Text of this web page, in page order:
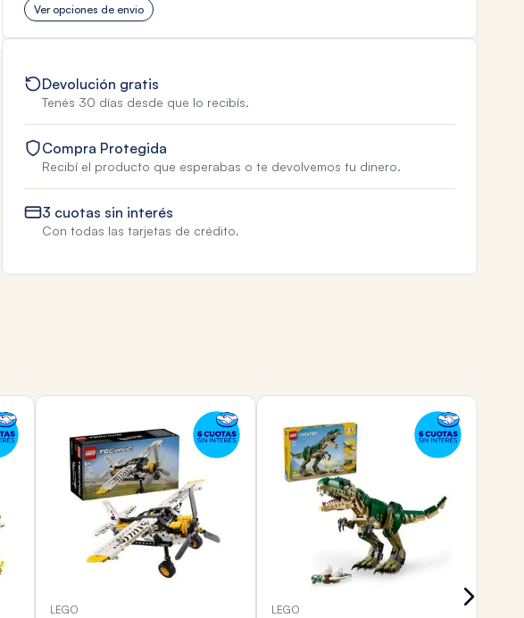
Ver opciones de envio
Devolución gratis
Tenés 30 días desde que lo recibís.
Compra Protegida
Recibí el producto que esperabas o te devolvemos tu dinero.
3 cuotas sin interés
Con todas las tarjetas de crédito.
LEGO LEGO